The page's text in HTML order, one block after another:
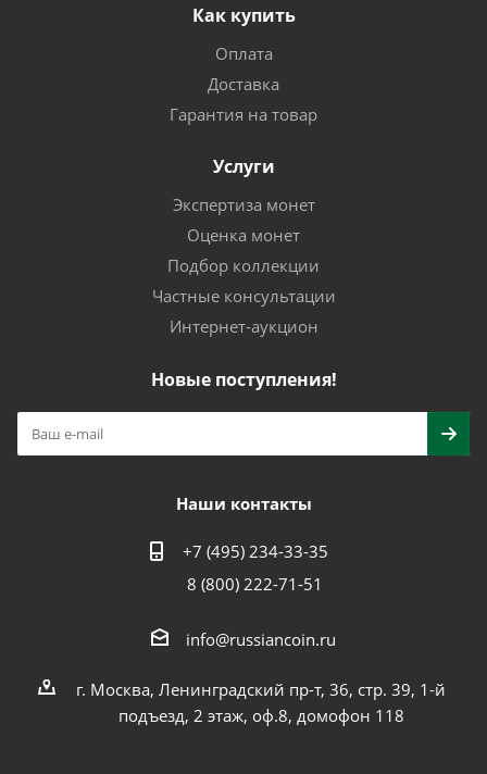
Как купить
Оплата
Доставка
Гарантия на товар
Услуги
Экспертиза монет
Оценка монет
Подбор коллекции
Частные консультации
Интернет-аукцион
Новые поступления!
Наши контакты
+7 (495) 234-33-35
8 (800) 222-71-51
info@russiancoin.ru
г. Москва, Ленинградский пр-т, 36, стр. 39, 1-й
подъезд, 2 этаж, оф.8, домофон 118